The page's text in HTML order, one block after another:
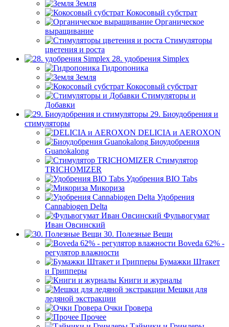
Земля
Кокосовый субстрат
Органическое
выращивание
Стимуляторы
цветения и роста
28. удобрения Simplex
Гидропоника
Земля
Кокосовый субстрат
Стимуляторы и
Добавки
29. Биоудобрения и
стимуляторы
DELICIA и AEROXON
Биоудобрения
Guanokalong
Стимулятор
TRICHOMIZER
Удобрения BIO Tabs
Микориза
Удобрения
Cannabiogen Delta
Фульвогумат
Иван Овсинский
30. Полезные Вещи
Boveda 62% -
регулятор влажности
Бумажки Штакет
и Грипперы
Книги и журналы
Мешки для
ледяной экстракции
Очки Гровера
Прочее